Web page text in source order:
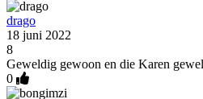
drago
18 juni 2022
8
Geweldig gewoon en die Karen
0